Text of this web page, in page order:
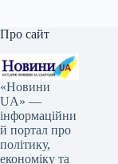
Про сайт
«Новини
UA» —
інформаційни
й портал про
політику,
економіку та